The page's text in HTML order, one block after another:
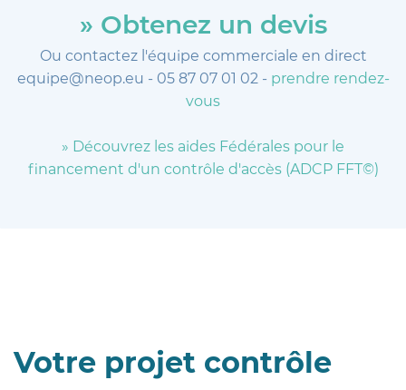
» Obtenez un devis
Ou contactez l'équipe commerciale en direct
equipe@neop.eu - 05 87 07 01 02 - prendre rendez-
vous
» Découvrez les aides Fédérales pour le
financement d'un contrôle d'accès (ADCP FFT©)
Votre projet contrôle